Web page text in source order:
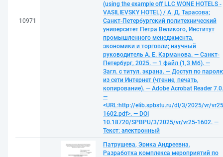
10971
(using the example off LLC WONE HOTELS -
VASILIEVSKY HOTEL) / А. Д. Тарасова;
Санкт-Петербургский политехнический
университет Петра Великого, Институт
промышленного менеджмента,
экономики и торговли; научный
руководитель А. Е. Карманова. — Санкт-
Петербург, 2025. — 1 файл (1,3 Мб). —
Загл. с титул. экрана. — Доступ по
из сети Интернет (чтение, печать,
копирование). — Adobe Acrobat Reader 7.0.
—
<URL:http://elib.spbstu.ru/dl/3/2025/vr/
1602.pdf>. — DOI
10.18720/SPBPU/3/2025/vr/vr25-1602. —
Текст: электронный
Патрушева, Эрика Андреевна.
Разработка комплекса мероприятий по